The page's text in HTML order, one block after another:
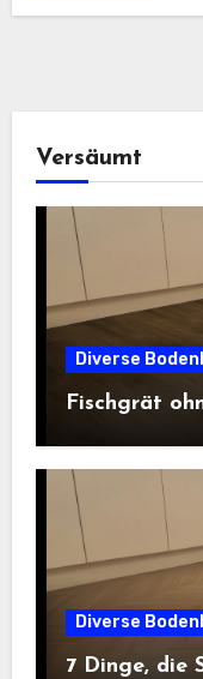
Versäumt
Diverse
Fischgrät
Diverse
7 Dinge, die